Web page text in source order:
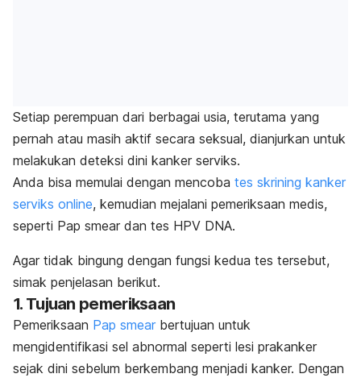
Setiap perempuan dari berbagai usia, terutama yang
pernah atau masih aktif secara seksual, dianjurkan untuk
melakukan deteksi dini kanker serviks.
Anda bisa memulai dengan mencoba tes skrining kanker
serviks online, kemudian mejalani pemeriksaan medis,
seperti Pap smear dan tes HPV DNA.
Agar tidak bingung dengan fungsi kedua tes tersebut,
simak penjelasan berikut.
1. Tujuan pemeriksaan
Pemeriksaan Pap smear bertujuan untuk
mengidentifikasi sel abnormal seperti lesi prakanker
sejak dini sebelum berkembang menjadi kanker. Dengan